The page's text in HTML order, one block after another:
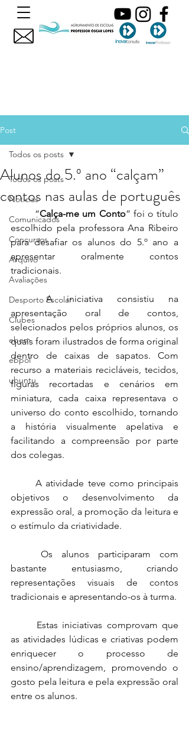
Post
Todos os posts
Noticias
Comunicados
Concursos
Arquivo
Avaliações
Desporto Escolar
Clubes
ebem
ebpol
ubuntu
Todos os posts
Alunos do 5.º ano “calçam”
contos nas aulas de português
	“
Calça-me um Conto” foi o título
escolhido pela professora Ana Ribeiro
para desafiar os alunos do 5.º ano a
apresentar oralmente contos
tradicionais.
	A iniciativa consistiu na
apresentação oral de contos,
selecionados pelos próprios alunos, os
quais foram ilustrados de forma original
dentro de caixas de sapatos. Com
recurso a materiais recicláveis, tecidos,
figuras recortadas e cenários em
miniatura, cada caixa representava o
universo do conto escolhido, tornando
a história visualmente apelativa e
facilitando a compreensão por parte
dos colegas.
	A atividade teve como principais
objetivos o desenvolvimento da
expressão oral, a promoção da leitura e
o estímulo da criatividade.
bastante entusiasmo, criando
representações visuais de contos
tradicionais e apresentando-os à turma.
as atividades lúdicas e criativas podem
enriquecer o processo de
ensino/aprendizagem, promovendo o
gosto pela leitura e pela expressão oral
entre os alunos.